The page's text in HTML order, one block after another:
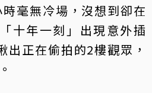
毫無冷場，沒想到卻在
十年一刻」出現意外插
出正在偷拍的2樓觀眾，